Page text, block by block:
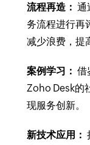
流程再造： 通
务流程进行再
减少浪费，提
案例学习： 借
Zoho Desk的
现服务创新。
新技术应用：